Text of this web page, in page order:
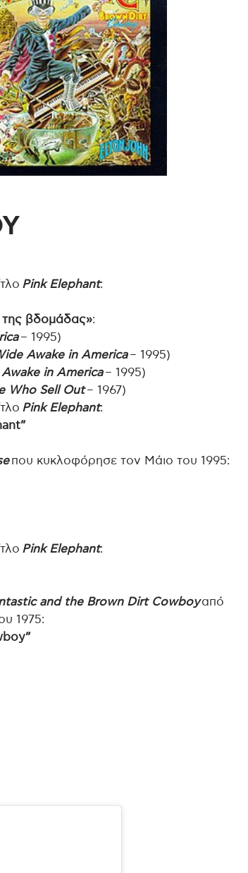
Pink Elephant:
της βδομάδας»:
– 1995)
Awake in America– 1995)
in America– 1995)
Who Sell Out– 1967)
Pink Elephant:
που κυκλοφόρησε τον Μάιο του 1995:
Pink Elephant:
and the Brown Dirt Cowboyαπό
1975: